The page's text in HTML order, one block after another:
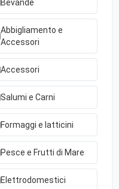
Bevande
Abbigliamento e
Accessori
Accessori
Salumi e Carni
Formaggi e latticini
Pesce e Frutti di Mare
Elettrodomestici